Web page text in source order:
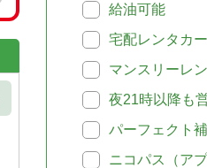
給油可能
宅配レンタカー
マンスリーレ
夜21時以降も
パーフェクト
ニコパス（アプ